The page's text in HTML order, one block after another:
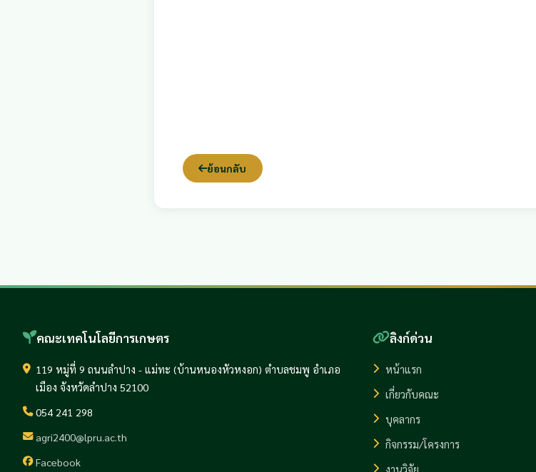
ย้อนกลับ
คณะเทคโนโลยีการเกษตร
119 หมู่ที่ 9 ถนนลำปาง - แม่ทะ (บ้านหนองหัวหงอก) ตำบลชมพู อำเภอ
เมือง จังหวัดลำปาง 52100
054 241 298
agri2400@lpru.ac.th
Facebook
ลิงก์ด่วน
หน้าแรก
เกี่ยวกับคณะ
บุคลากร
กิจกรรม/โครงการ
งานวิจัย